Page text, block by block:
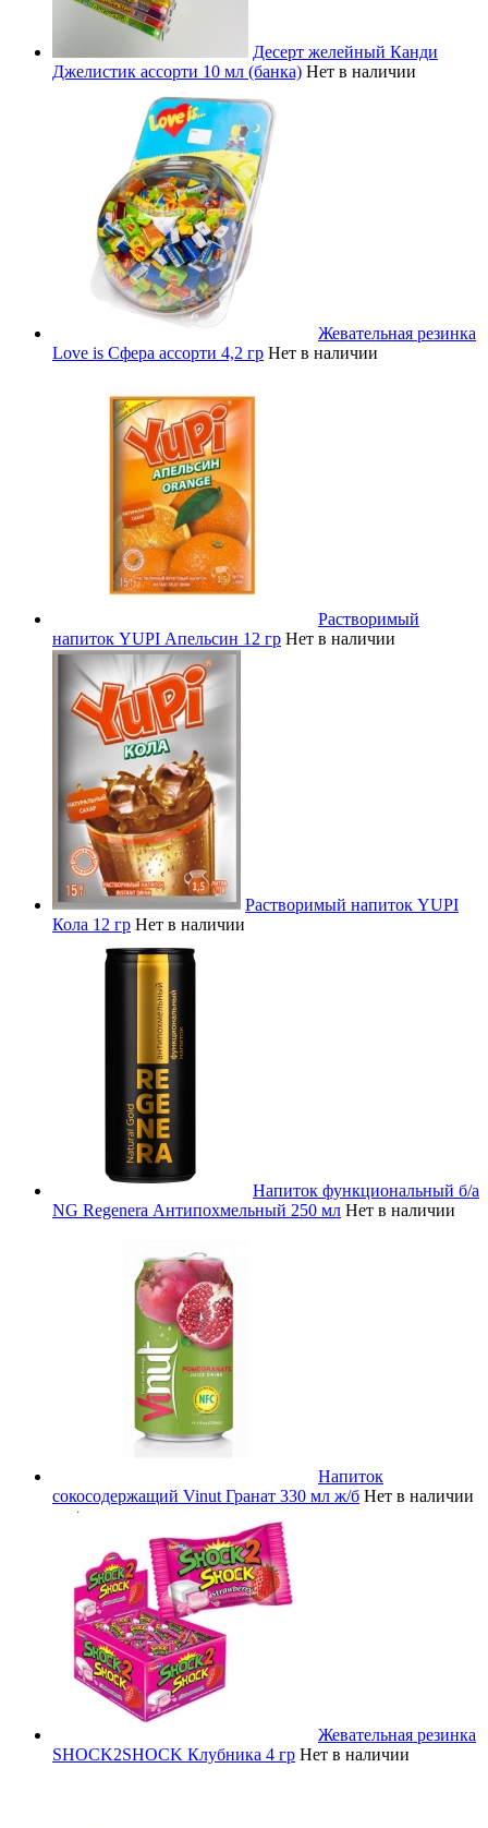
Десерт желейный Канди
Джелистик ассорти 10 мл (банка) Нет в наличии
Жевательная резинка
Love is Сфера ассорти 4,2 гр Нет в наличии
Растворимый
напиток YUPI Апельсин 12 гр Нет в наличии
Растворимый напиток YUPI
Кола 12 гр Нет в наличии
Напиток функциональный б/а
NG Regenera Антипохмельный 250 мл Нет в наличии
Напиток
сокосодержащий Vinut Гранат 330 мл ж/б Нет в наличии
Жевательная резинка
SHOCK2SHOCK Клубника 4 гр Нет в наличии